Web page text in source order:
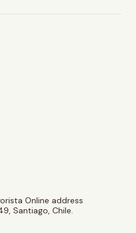
Online address
Santiago, Chile.